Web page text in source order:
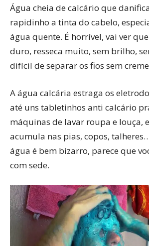
Água cheia de calcário que
rapidinho a tinta do cabelo,
água quente. É horrível, vai ver
duro, resseca muito, sem brilho,
difícil de separar os fios sem
A água calcária estraga os
até uns tabletinhos anti calcário
máquinas de lavar roupa e louça,
acumula nas pias, copos,
água é bem bizarro, parece que
com sede.